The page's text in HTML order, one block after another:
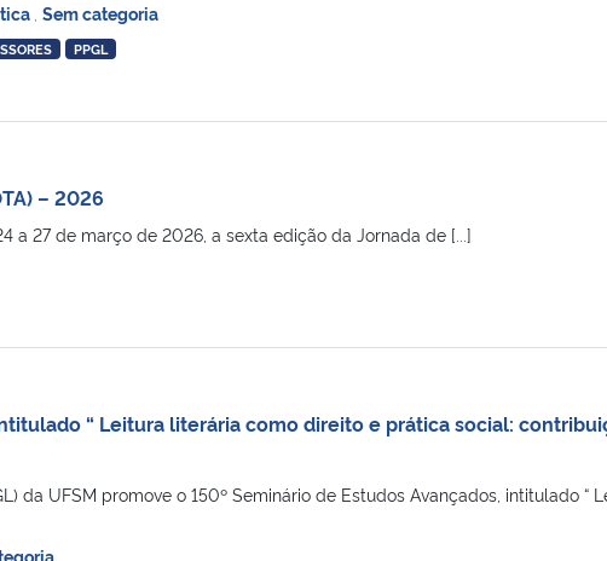
Sem categoria
PPGL
– 2026
a 27 de março de 2026, a sexta edição da Jornada de [...]
“ Leitura literária como direito e prática social:
da UFSM promove o 150º Seminário de Estudos Avançados, intitulado “